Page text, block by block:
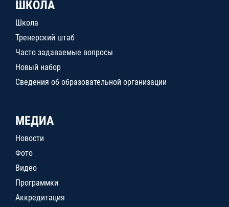
ШКОЛА
Школа
Тренерский штаб
Часто задаваемые вопросы
Новый набор
Сведения об образовательной организации
МЕДИА
Новости
Фото
Видео
Программки
Аккредитация